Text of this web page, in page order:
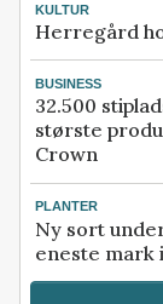
KULTUR
Herregård
BUSINESS
32.500
største
Crown
PLANTER
Ny sort
eneste mark